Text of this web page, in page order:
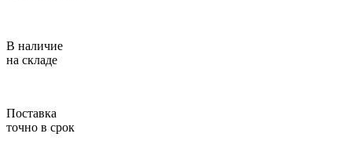
В наличие
на складе
Поставка
точно в срок